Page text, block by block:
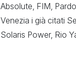
Absolute, FIM,
Venezia i già citati
Solaris Power, Rio